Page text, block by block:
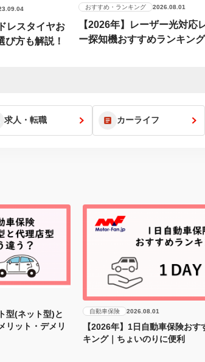
レスタイヤお
び方も解説！
おすすめ・ランキング 2026.08.01
【2026年】レーザー光対応
ー探知機おすすめランキン
求人・転職 カーライフ
型(ネット型)と
リット・デメリ
自動車保険 2026.08.01
【2026年】1日自動車保険おす
キング｜ちょいのりに便利